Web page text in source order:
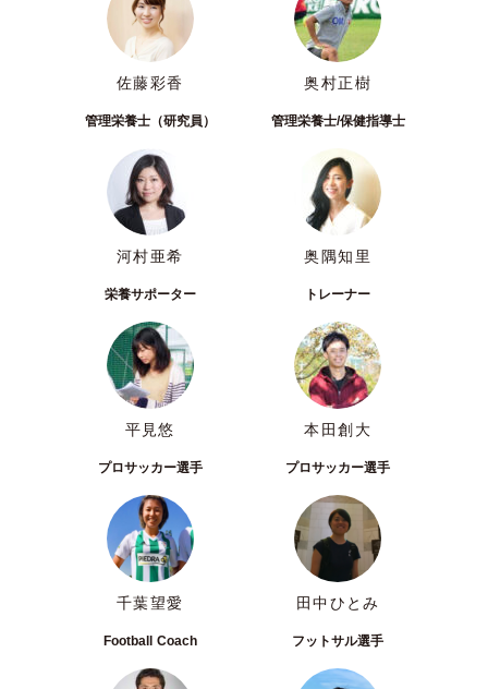
佐藤彩香 奥村正樹
管理栄養士（研究員）
河村亜希
管理栄養士/保健指導士
奥隅知里
栄養サポーター
平見悠
トレーナー
本田創大
プロサッカー選手
千葉望愛
プロサッカー選手
田中ひとみ
Football Coach フットサル選手